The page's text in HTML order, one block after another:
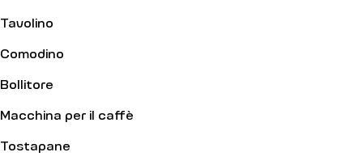
Tavolino
Comodino
Bollitore
Macchina per il caffè
Tostapane